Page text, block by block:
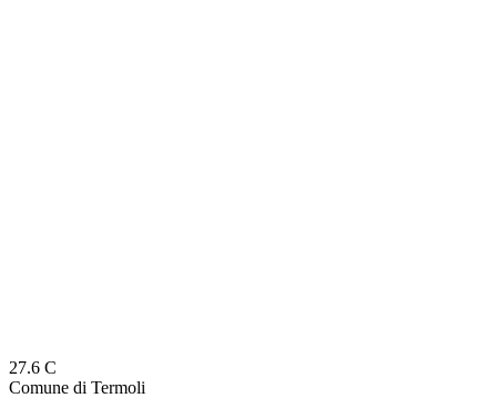
27.6 C
Comune di Termoli